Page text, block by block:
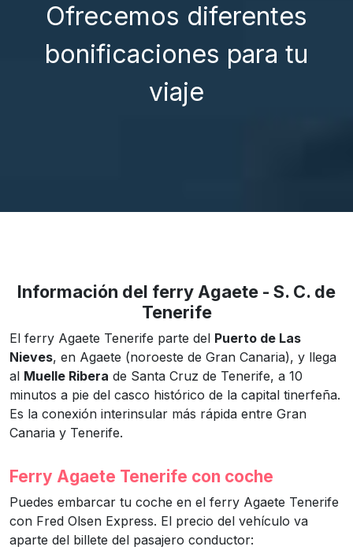
Ofrecemos diferentes
bonificaciones para tu
viaje
Información del ferry Agaete - S. C. de
Tenerife
El ferry Agaete Tenerife parte del Puerto de Las
Nieves, en Agaete (noroeste de Gran Canaria), y llega
al Muelle Ribera de Santa Cruz de Tenerife, a 10
minutos a pie del casco histórico de la capital tinerfeña.
Es la conexión interinsular más rápida entre Gran
Canaria y Tenerife.
Ferry Agaete Tenerife con coche
Puedes embarcar tu coche en el ferry Agaete Tenerife
con Fred Olsen Express. El precio del vehículo va
aparte del billete del pasajero conductor: